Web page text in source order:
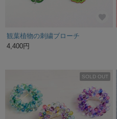
観葉植物の刺繍ブローチ
4,400円
SOLD OUT